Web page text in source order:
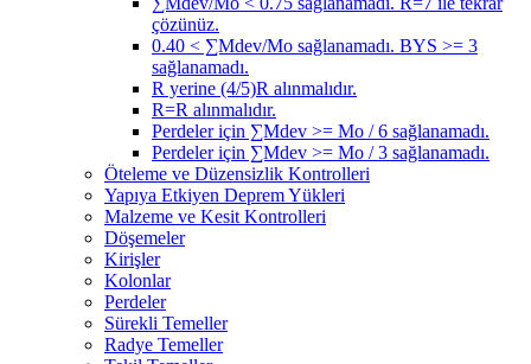
çözünüz.
0.40 < ∑Mdev/Mo sağlanamadı. BYS >= 3
sağlanamadı.
R yerine (4/5)R alınmalıdır.
R=R alınmalıdır.
Perdeler için ∑Mdev >= Mo / 6 sağlanamadı.
Perdeler için ∑Mdev >= Mo / 3 sağlanamadı.
Öteleme ve Düzensizlik Kontrolleri
Yapıya Etkiyen Deprem Yükleri
Malzeme ve Kesit Kontrolleri
Döşemeler
Kirişler
Kolonlar
Perdeler
Sürekli Temeller
Radye Temeller